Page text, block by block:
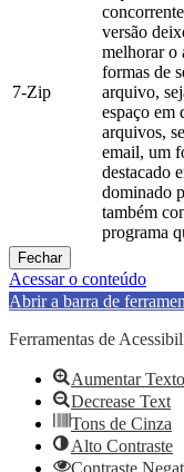
7-Zip
versão
melhorar o
formas de
arquivo,
espaço em
arquivos,
email, um
destacado
dominado
também
programa
Fechar
Acessar o conteúdo
Abrir a barra de
Ferramentas de
Aumentar Texto
Decrease Text
Tons de Cinza
Alto Contraste
Contraste